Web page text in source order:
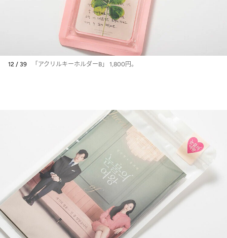
12 / 39 「アクリルキーホルダーB」 1,800円。